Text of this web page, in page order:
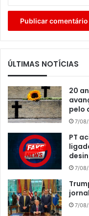
ÚLTIMAS NOTÍCIAS
20
pelo
7/
PT
7/
7/